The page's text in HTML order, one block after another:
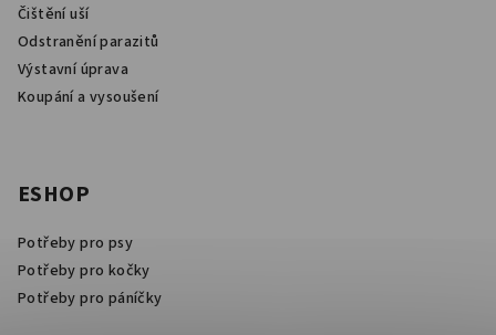
Čištění uší
Odstranění parazitů
Výstavní úprava
Koupání a vysoušení
ESHOP
Potřeby pro psy
Potřeby pro kočky
Potřeby pro páníčky